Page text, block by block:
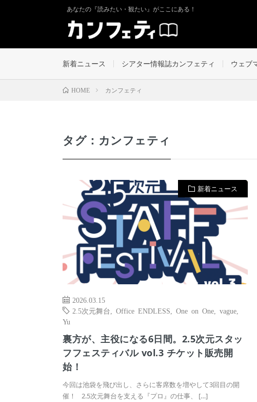
あなたの『読みたい・観たい』がここにある！
新着ニュース シアター情報誌カンフェティ ウェブ
HOME カンフェティ
タグ：カンフェティ
新着ニュース
2026.03.15
2.5次元舞台
Office ENDLESS One on One vague
Yu
裏方が、主役になる6日間。2.5次元スタッ
フフェスティバル vol.3 チケット販売開
始！
今回は池袋を飛び出し、さらに客席数を増やして3回目の開
催！ 2.5次元舞台を支える『プロ』の仕事、 […]